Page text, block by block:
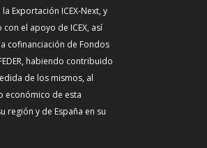
Exportación ICEX-Next, y
el apoyo de ICEX, así
cofinanciación de Fondos
habiendo contribuido
de los mismos, al
económico de esta
región y de España en su